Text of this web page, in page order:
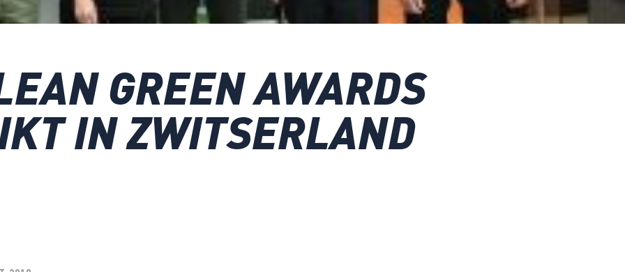
GREEN AWARDS
IN ZWITSERLAND